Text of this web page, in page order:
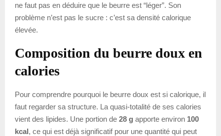
ne faut pas en déduire que le beurre est “léger”. Son
problème n’est pas le sucre : c’est sa densité calorique
élevée.
Composition du beurre doux en
calories
Pour comprendre pourquoi le beurre doux est si calorique, il
faut regarder sa structure. La quasi-totalité de ses calories
vient des lipides. Une portion de 28 g apporte environ 100
kcal, ce qui est déjà significatif pour une quantité qui peut